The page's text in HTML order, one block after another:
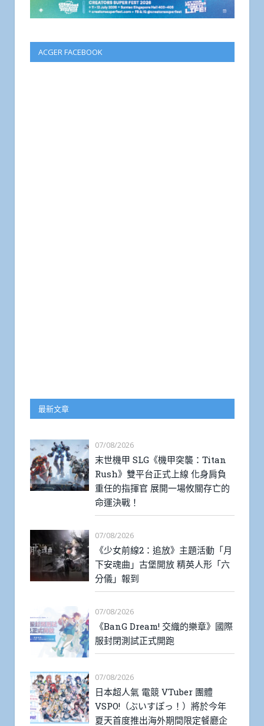
ACGER FACEBOOK
最新文章
07/08/2026
末世機甲 SLG《機甲突襲：Titan
Rush》雙平台正式上線 化身肩負
重任的指揮官 展開一場攸關存亡的
命運決戰！
07/08/2026
《少女前線2：追放》主題活動「月
下安魂曲」古堡開放 精英人形「六
分儀」報到
07/08/2026
《BanG Dream! 交織的樂章》國際
服封閉測試正式開跑
07/08/2026
日本超人氣 電競 VTuber 團體
VSPO!（ぶいすぽっ！）將於今年
夏天首度推出海外期間限定餐廳企